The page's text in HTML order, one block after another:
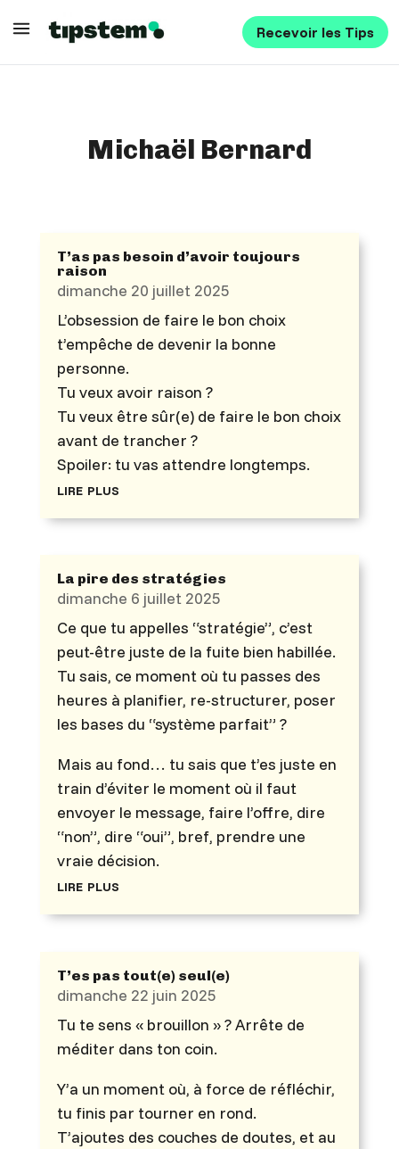
Recevoir les Tips
Michaël Bernard
T’as pas besoin d’avoir toujours
raison
dimanche 20 juillet 2025
L’obsession de faire le bon choix
t’empêche de devenir la bonne
personne.
Tu veux avoir raison ?
Tu veux être sûr(e) de faire le bon choix
avant de trancher ?
Spoiler: tu vas attendre longtemps.
lire plus
La pire des stratégies
dimanche 6 juillet 2025
Ce que tu appelles “stratégie”, c’est
peut-être juste de la fuite bien habillée.
Tu sais, ce moment où tu passes des
heures à planifier, re-structurer, poser
les bases du “système parfait” ?
Mais au fond… tu sais que t’es juste en
train d’éviter le moment où il faut
envoyer le message, faire l’offre, dire
“non”, dire “oui”, bref, prendre une
vraie décision.
lire plus
T’es pas tout(e) seul(e)
dimanche 22 juin 2025
Tu te sens « brouillon » ? Arrête de
méditer dans ton coin.
Y’a un moment où, à force de réfléchir,
tu finis par tourner en rond.
T’ajoutes des couches de doutes, et au